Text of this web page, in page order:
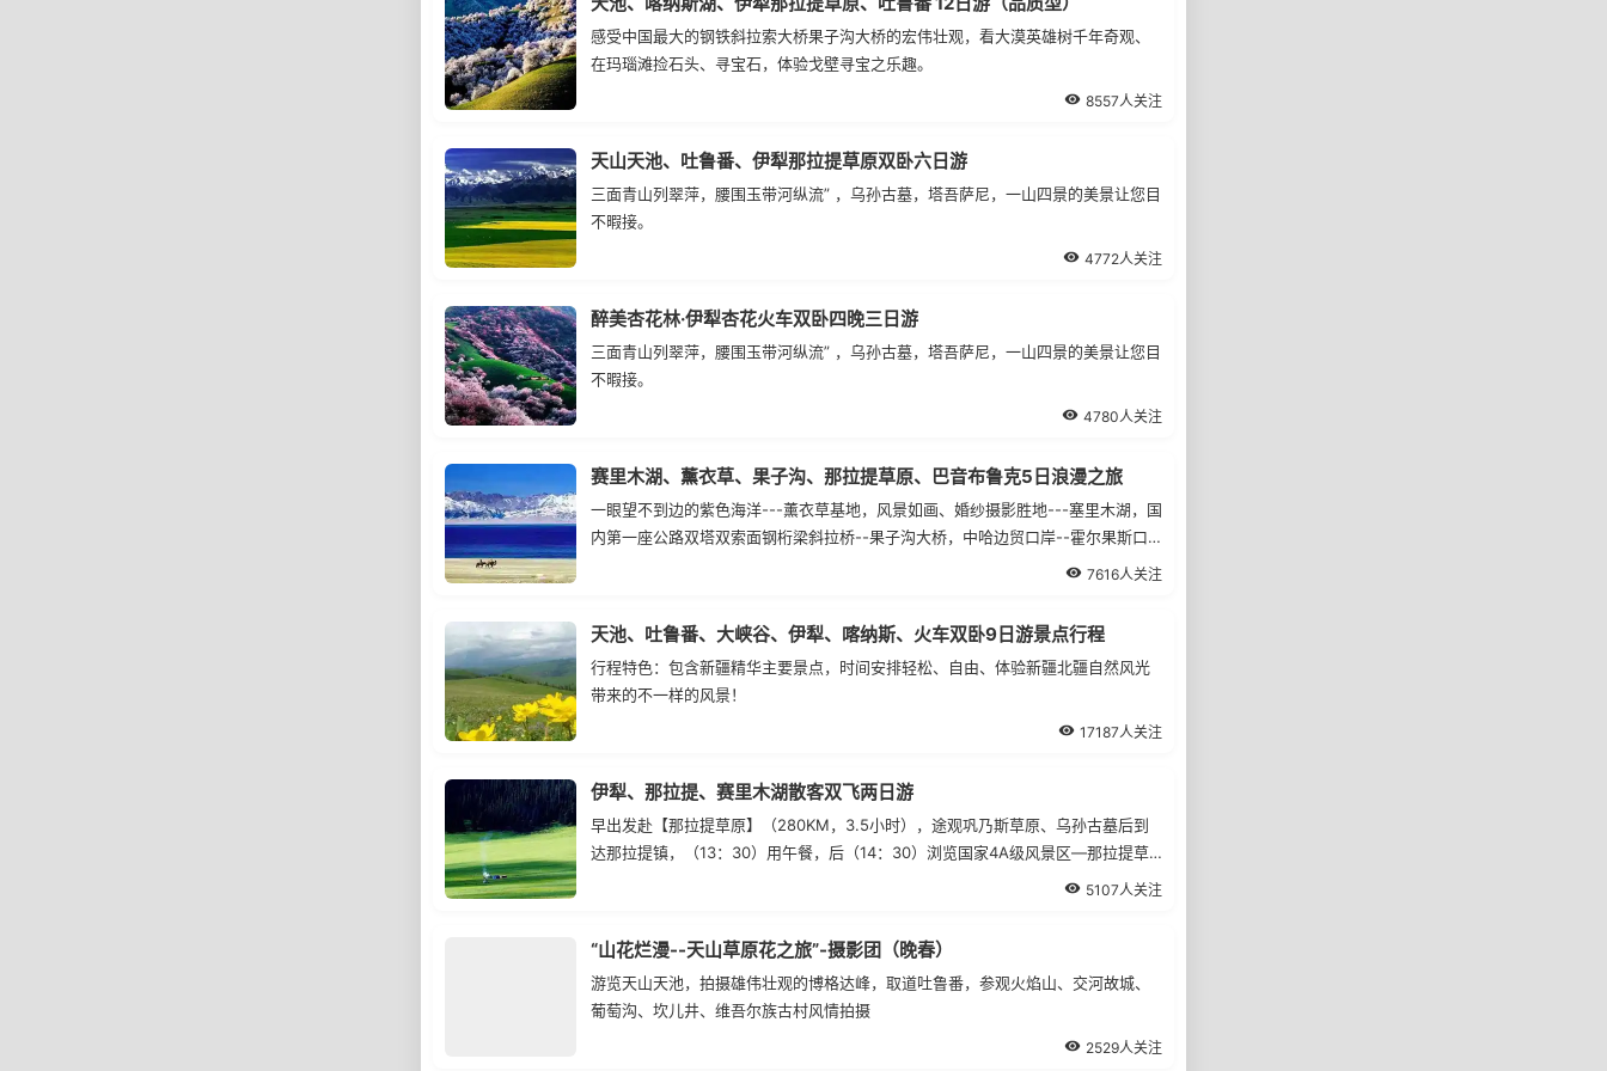
感受中国最大的钢铁斜拉索大桥果子沟大桥的宏伟壮观，看大漠英雄树千年奇观、
在玛瑙滩捡石头、寻宝石，体验戈壁寻宝之乐趣。
8557人关注
天山天池、吐鲁番、伊犁那拉提草原双卧六日游
三面青山列翠萍，腰围玉带河纵流” ，乌孙古墓，塔吾萨尼，一山四景的美景让您目
不暇接。
4772人关注
醉美杏花林·伊犁杏花火车双卧四晚三日游
三面青山列翠萍，腰围玉带河纵流” ，乌孙古墓，塔吾萨尼，一山四景的美景让您目
不暇接。
4780人关注
赛里木湖、薰衣草、果子沟、那拉提草原、巴音布鲁克5日浪漫之旅
一眼望不到边的紫色海洋---薰衣草基地，风景如画、婚纱摄影胜地---塞里木湖，国
内第一座公路双塔双索面钢桁梁斜拉桥--果子沟大桥，中哈边贸口岸--霍尔果斯口
7616人关注
天池、吐鲁番、大峡谷、伊犁、喀纳斯、火车双卧9日游景点行程
行程特色：包含新疆精华主要景点，时间安排轻松、自由、体验新疆北疆自然风光
带来的不一样的风景！
17187人关注
伊犁、那拉提、赛里木湖散客双飞两日游
早出发赴【那拉提草原】（280KM，3.5小时），途观巩乃斯草原、乌孙古墓后到
达那拉提镇，（13：30）用午餐，后（14：30）浏览国家4A级风景区—那拉提草
原（游览3小时），自费骑马游天山，体验浓郁的哈萨克民族风情，后返回伊宁，参
星
5107人关注
“山花烂漫--天山草原花之旅”-摄影团（晚春）
游览天山天池，拍摄雄伟壮观的博格达峰，取道吐鲁番，参观火焰山、交河故城、
葡萄沟、坎儿井、维吾尔族古村风情拍摄
2529人关注